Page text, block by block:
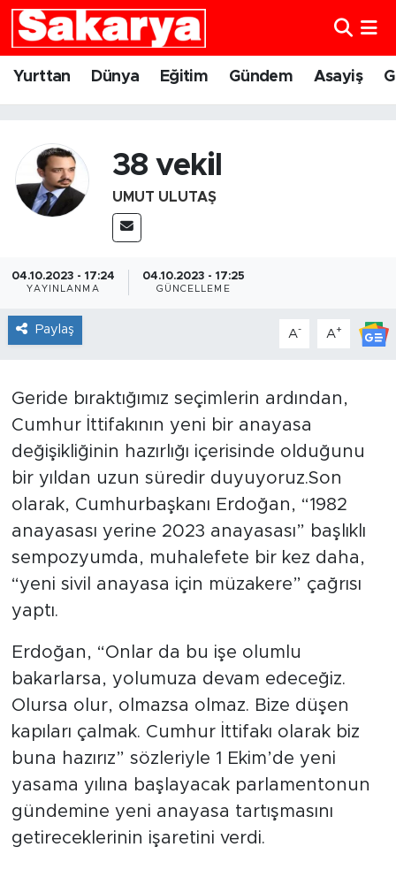
Yurttan Dünya Eğitim Gündem Asayiş
38 vekil
UMUT ULUTAŞ
04.10.2023 - 17:24
YAYINLANMA
04.10.2023 - 17:25
GÜNCELLEME
Paylaş A- A+
Geride bıraktığımız seçimlerin ardından,
Cumhur İttifakının yeni bir anayasa
değişikliğinin hazırlığı içerisinde olduğunu
bir yıldan uzun süredir duyuyoruz.Son
olarak, Cumhurbaşkanı Erdoğan, “1982
anayasası yerine 2023 anayasası” başlıklı
sempozyumda, muhalefete bir kez daha,
“yeni sivil anayasa için müzakere” çağrısı
yaptı.
Erdoğan, “Onlar da bu işe olumlu
bakarlarsa, yolumuza devam edeceğiz.
Olursa olur, olmazsa olmaz. Bize düşen
kapıları çalmak. Cumhur İttifakı olarak biz
buna hazırız” sözleriyle 1 Ekim’de yeni
yasama yılına başlayacak parlamentonun
gündemine yeni anayasa tartışmasını
getireceklerinin işaretini verdi.
Yurttan
Eğitim
Gündem
Eskişehirspor
Spor
Sağlık
Tarihçe
Resmi İlanlar
Söyleşi
Foto Şaka
Teknoloji
Politika
Eskişehir Nöbetçi Eczaneler
Eskişehir Namaz Vakitleri
Eskişehir Trafik Yoğunluk Haritası
Süper Lig Puan Durumu ve Fikstür
Tüm Manşetler
Son Dakika Haberleri